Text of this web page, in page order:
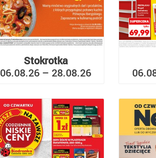
Stokrotka
06.08.26 – 28.08.26